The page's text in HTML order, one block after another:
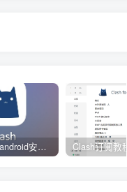
Clash for android安卓客户端保姆级新手使用教程